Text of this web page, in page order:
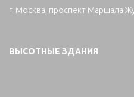
г. Москва, проспект Маршала
ВЫСОТНЫЕ ЗДАНИЯ